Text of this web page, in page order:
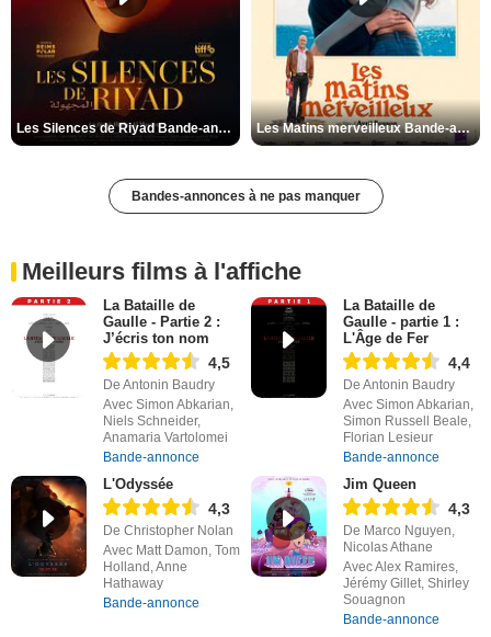
Les Silences de Riyad Bande-annonce VO STFR Les Matins merveilleux Bande-annonce VF
Bandes-annonces à ne pas manquer
Meilleurs films à l'affiche
La Bataille de
Gaulle - Partie 2 :
J’écris ton nom
4,5
De Antonin Baudry
Avec Simon Abkarian,
Niels Schneider,
Anamaria Vartolomei
Bande-annonce
La Bataille de
Gaulle - partie 1 :
L'Âge de Fer
4,4
De Antonin Baudry
Avec Simon Abkarian,
Simon Russell Beale,
Florian Lesieur
Bande-annonce
L'Odyssée
4,3
De Christopher Nolan
Avec Matt Damon, Tom
Holland, Anne
Hathaway
Bande-annonce
Jim Queen
4,3
De Marco Nguyen,
Nicolas Athane
Avec Alex Ramires,
Jérémy Gillet, Shirley
Souagnon
Bande-annonce